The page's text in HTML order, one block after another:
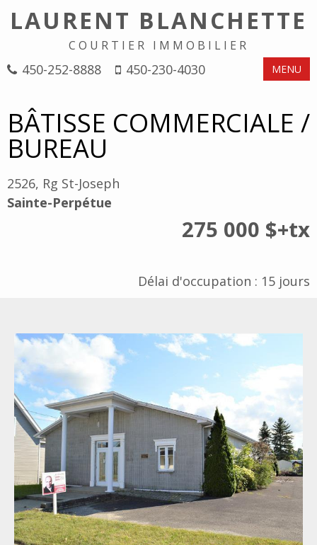
LAURENT BLANCHETTE
COURTIER IMMOBILIER
450-252-8888 450-230-4030 MENU
BÂTISSE COMMERCIALE /
BUREAU
2526, Rg St-Joseph
Sainte-Perpétue
275 000 $+tx
Délai d'occupation : 15 jours